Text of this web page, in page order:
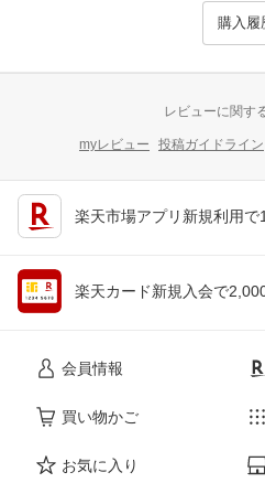
購入履
レビューに関す
myレビュー 投稿ガイドライン
楽天市場アプリ新規利用で
楽天カード新規入会で
会員情報
買い物かご
お気に入り